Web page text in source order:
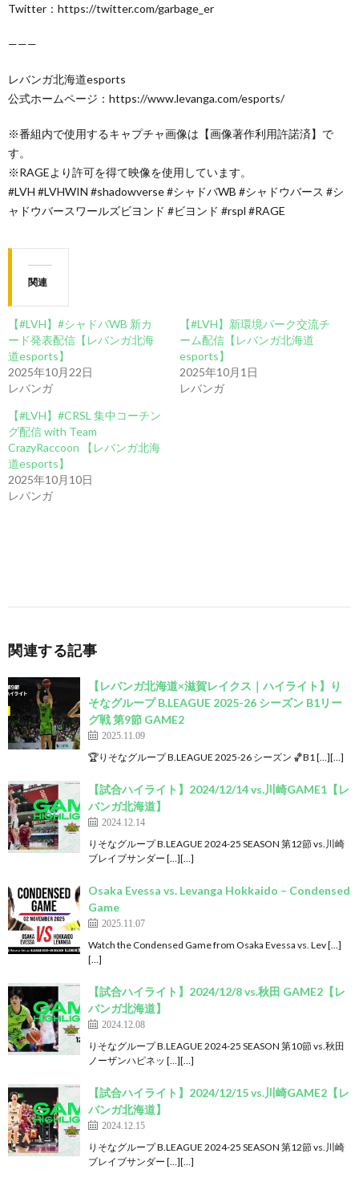
Twitter：https://twitter.com/garbage_er
———
レバンガ北海道esports
公式ホームページ：https://www.levanga.com/esports/
※番組内で使用するキャプチャ画像は【画像著作利用許諾済】で
す。
※RAGEより許可を得て映像を使用しています。
#LVH #LVHWIN #shadowverse #シャドバWB #シャドウバース #シ
ャドウバースワールズビヨンド #ビヨンド #rspl #RAGE
関連
【#LVH】#シャドバWB 新カ
ード発表配信【レバンガ北海
道esports】
2025年10月22日
レバンガ
【#LVH】新環境パーク交流チ
ーム配信【レバンガ北海道
esports】
2025年10月1日
レバンガ
【#LVH】#CRSL 集中コーチン
グ配信 with Team
CrazyRaccoon 【レバンガ北海
道esports】
2025年10月10日
レバンガ
関連する記事
【レバンガ北海道×滋賀レイクス｜ハイライト】り
そなグループ B.LEAGUE 2025-26 シーズン B1リー
グ戦 第9節 GAME2
2025.11.09
🏆りそなグループ B.LEAGUE 2025-26 シーズン 🏀B1 […][…]
【試合ハイライト】2024/12/14 vs.川崎GAME1【レ
バンガ北海道】
2024.12.14
りそなグループ B.LEAGUE 2024-25 SEASON 第12節 vs.川崎
ブレイブサンダー […][…]
Osaka Evessa vs. Levanga Hokkaido – Condensed
Game
2025.11.07
Watch the Condensed Game from Osaka Evessa vs. Lev […]
[…]
【試合ハイライト】2024/12/8 vs.秋田 GAME2【レ
バンガ北海道】
2024.12.08
りそなグループ B.LEAGUE 2024-25 SEASON 第10節 vs.秋田
ノーザンハピネッ […][…]
【試合ハイライト】2024/12/15 vs.川崎GAME2【レ
バンガ北海道】
2024.12.15
りそなグループ B.LEAGUE 2024-25 SEASON 第12節 vs.川崎
ブレイブサンダー […][…]